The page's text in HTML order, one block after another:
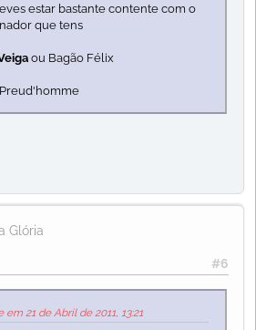
estar bastante contente com o
que tens
ou Bagão Félix
Glória
#6
em 21 de Abril de 2011, 13:21